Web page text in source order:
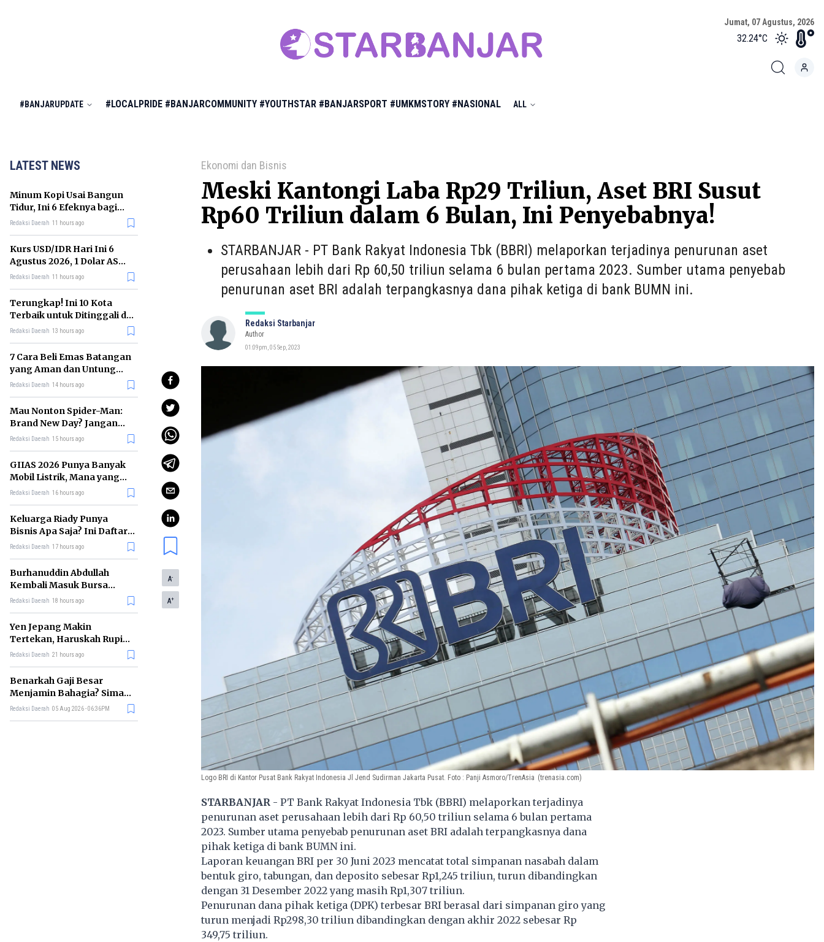
Jumat, 07 Agustus, 2026
32.24°C
#BANJARUPDATE #LOCALPRIDE #BANJARCOMMUNITY #YOUTHSTAR #BANJARSPORT #UMKMSTORY #NASIONAL ALL
LATEST NEWS
Minum Kopi Usai Bangun
Tidur, Ini 6 Efeknya bagi
Kesehatan Tubuh
Redaksi Daerah 11 hours ago
Kurs USD/IDR Hari Ini 6
Agustus 2026, 1 Dolar AS
Kini Berapa Rupiah?
Redaksi Daerah 11 hours ago
Terungkap! Ini 10 Kota
Terbaik untuk Ditinggali di
Dunia Tahun 2026
Redaksi Daerah 13 hours ago
7 Cara Beli Emas Batangan
yang Aman dan Untung
untuk Pemula
Redaksi Daerah 14 hours ago
Mau Nonton Spider-Man:
Brand New Day? Jangan
Lewatkan 6 Film Penting
Redaksi Daerah 15 hours ago
GIIAS 2026 Punya Banyak
Mobil Listrik, Mana yang
Cocok untuk Gaji Rp10 Juta?
Redaksi Daerah 16 hours ago
Keluarga Riady Punya
Bisnis Apa Saja? Ini Daftar
Kerajaan Usahanya
Redaksi Daerah 17 hours ago
Burhanuddin Abdullah
Kembali Masuk Bursa
Gubernur BI, Ini Rekam
Redaksi Daerah 18 hours ago
Yen Jepang Makin
Tertekan, Haruskah Rupiah
Ikut Khawatir?
Redaksi Daerah 21 hours ago
Benarkah Gaji Besar
Menjamin Bahagia? Simak
Penjelasan Ilmu Ekonomi
Redaksi Daerah 05 Aug 2026 - 06:36PM
Ekonomi dan Bisnis
Meski Kantongi Laba Rp29 Triliun, Aset BRI Susut
Rp60 Triliun dalam 6 Bulan, Ini Penyebabnya!
STARBANJAR - PT Bank Rakyat Indonesia Tbk (BBRI) melaporkan terjadinya penurunan aset
perusahaan lebih dari Rp 60,50 triliun selama 6 bulan pertama 2023. Sumber utama penyebab
penurunan aset BRI adalah terpangkasnya dana pihak ketiga di bank BUMN ini.
Redaksi Starbanjar
Author
01:09pm, 05 Sep, 2023
A-
A+
Logo BRI di Kantor Pusat Bank Rakyat Indonesia Jl Jend Sudirman Jakarta Pusat. Foto : Panji Asmoro/TrenAsia (trenasia.com)
STARBANJAR - PT Bank Rakyat Indonesia Tbk (BBRI) melaporkan terjadinya
penurunan aset perusahaan lebih dari Rp 60,50 triliun selama 6 bulan pertama
2023. Sumber utama penyebab penurunan aset BRI adalah terpangkasnya dana
pihak ketiga di bank BUMN ini.
Laporan keuangan BRI per 30 Juni 2023 mencatat total simpanan nasabah dalam
bentuk giro, tabungan, dan deposito sebesar Rp1,245 triliun, turun dibandingkan
dengan 31 Desember 2022 yang masih Rp1,307 triliun.
Penurunan dana pihak ketiga (DPK) terbesar BRI berasal dari simpanan giro yang
turun menjadi Rp298,30 triliun dibandingkan dengan akhir 2022 sebesar Rp
349,75 triliun.